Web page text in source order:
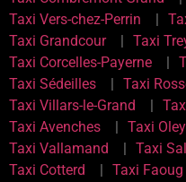
Taxi Vers-chez-Perrin
Taxi Grandcour
Taxi
Taxi Corcelles-Payerne
Taxi Sédeilles
Taxi
Taxi Villars-le-Grand
Taxi Avenches
Taxi
Taxi Vallamand
Taxi
Taxi Cotterd
Taxi Faoug